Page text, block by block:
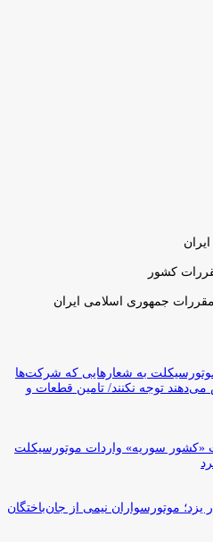
کشور
جمهوری اسلامی ایران
به شعارهایی که شرکت‌ها
توجه نکنند/ تامین قطعات و
«کشور سوریه» واردات موتورسیکلت
موتورسواران نیمی از جان‌باختگان